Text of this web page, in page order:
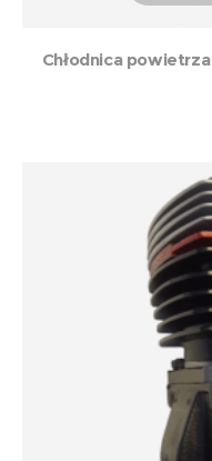
Chłodnica